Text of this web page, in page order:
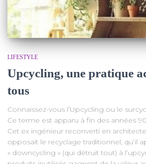
LIFESTYLE
Upcycling, une pratique
tous
Connaissez-vous l’Upcycling ou le
Ce terme est apparu à fin des années
Cet ex ingénieur reconverti en
opposait le recyclage traditionnel, qu’il
« downcycling » (qui détruit tout) à